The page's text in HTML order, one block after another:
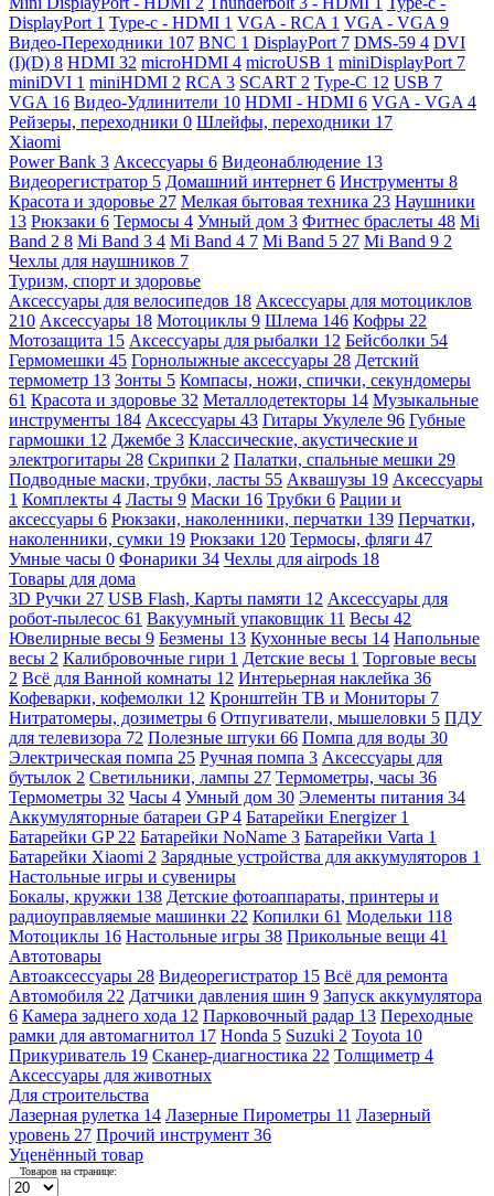
DisplayPort 1 Type-c - HDMI 1 VGA - RCA 1 VGA - VGA 9
Видео-Переходники 107 BNC 1 DisplayPort 7 DMS-59 4 DVI
(I)(D) 8 HDMI 32 microHDMI 4 microUSB 1 miniDisplayPort 7
miniDVI 1 miniHDMI 2 RCA 3 SCART 2 Type-C 12 USB 7
VGA 16 Видео-Удлинители 10 HDMI - HDMI 6 VGA - VGA 4
Рейзеры, переходники 0 Шлейфы, переходники 17
Xiaomi
Power Bank 3 Аксессуары 6 Видеонаблюдение 13
Видеорегистратор 5 Домашний интернет 6 Инструменты 8
Красота и здоровье 27 Мелкая бытовая техника 23 Наушники
13 Рюкзаки 6 Термосы 4 Умный дом 3 Фитнес браслеты 48 Mi
Band 2 8 Mi Band 3 4 Mi Band 4 7 Mi Band 5 27 Mi Band 9 2
Чехлы для наушников 7
Туризм, спорт и здоровье
Аксессуары для велосипедов 18 Аксессуары для мотоциклов
210 Аксессуары 18 Мотоциклы 9 Шлема 146 Кофры 22
Мотозащита 15 Аксессуары для рыбалки 12 Бейсболки 54
Гермомешки 45 Горнолыжные аксессуары 28 Детский
термометр 13 Зонты 5 Компасы, ножи, спички, секундомеры
61 Красота и здоровье 32 Металлодетекторы 14 Музыкальные
инструменты 184 Аксессуары 43 Гитары Укулеле 96 Губные
гармошки 12 Джембе 3 Классические, акустические и
электрогитары 28 Скрипки 2 Палатки, спальные мешки 29
Подводные маски, трубки, ласты 55 Аквашузы 19 Аксессуары
1 Комплекты 4 Ласты 9 Маски 16 Трубки 6 Рации и
аксессуары 6 Рюкзаки, наколенники, перчатки 139 Перчатки,
наколенники, сумки 19 Рюкзаки 120 Термосы, фляги 47
Умные часы 0 Фонарики 34 Чехлы для airpods 18
Товары для дома
3D Ручки 27 USB Flash, Карты памяти 12 Аксессуары для
робот-пылесос 61 Вакуумный упаковщик 11 Весы 42
Ювелирные весы 9 Безмены 13 Кухонные весы 14 Напольные
весы 2 Калибровочные гири 1 Детские весы 1 Торговые весы
2 Всё для Ванной комнаты 12 Интерьерная наклейка 36
Кофеварки, кофемолки 12 Кронштейн ТВ и Мониторы 7
Нитратомеры, дозиметры 6 Отпугиватели, мышеловки 5 ПДУ
для телевизора 72 Полезные штуки 66 Помпа для воды 30
Электрическая помпа 25 Ручная помпа 3 Аксессуары для
бутылок 2 Светильники, лампы 27 Термометры, часы 36
Термометры 32 Часы 4 Умный дом 30 Элементы питания 34
Аккумуляторные батареи GP4 Батарейки Energizer 1
Батарейки GP 22 Батарейки NoName 3 Батарейки Varta 1
Батарейки Xiaomi 2 Зарядные устройства для аккумуляторов 1
Настольные игры и сувениры
Бокалы, кружки 138 Детские фотоаппараты, принтеры и
радиоуправляемые машинки 22 Копилки 61 Модельки 118
Мотоциклы 16 Настольные игры 38 Прикольные вещи 41
Автотовары
Автоаксессуары 28 Видеорегистратор 15 Всё для ремонта
Автомобиля 22 Датчики давления шин 9 Запуск аккумулятора
6 Камера заднего хода 12 Парковочный радар 13 Переходные
рамки для автомагнитол 17 Honda 5 Suzuki 2 Toyota 10
Прикуриватель 19 Сканер-диагностика 22 Толщиметр 4
Аксессуары для животных
Для строительства
Лазерная рулетка 14 Лазерные Пирометры 11 Лазерный
уровень 27 Прочий инструмент 36
Уценённый товар
Товаров на странице: